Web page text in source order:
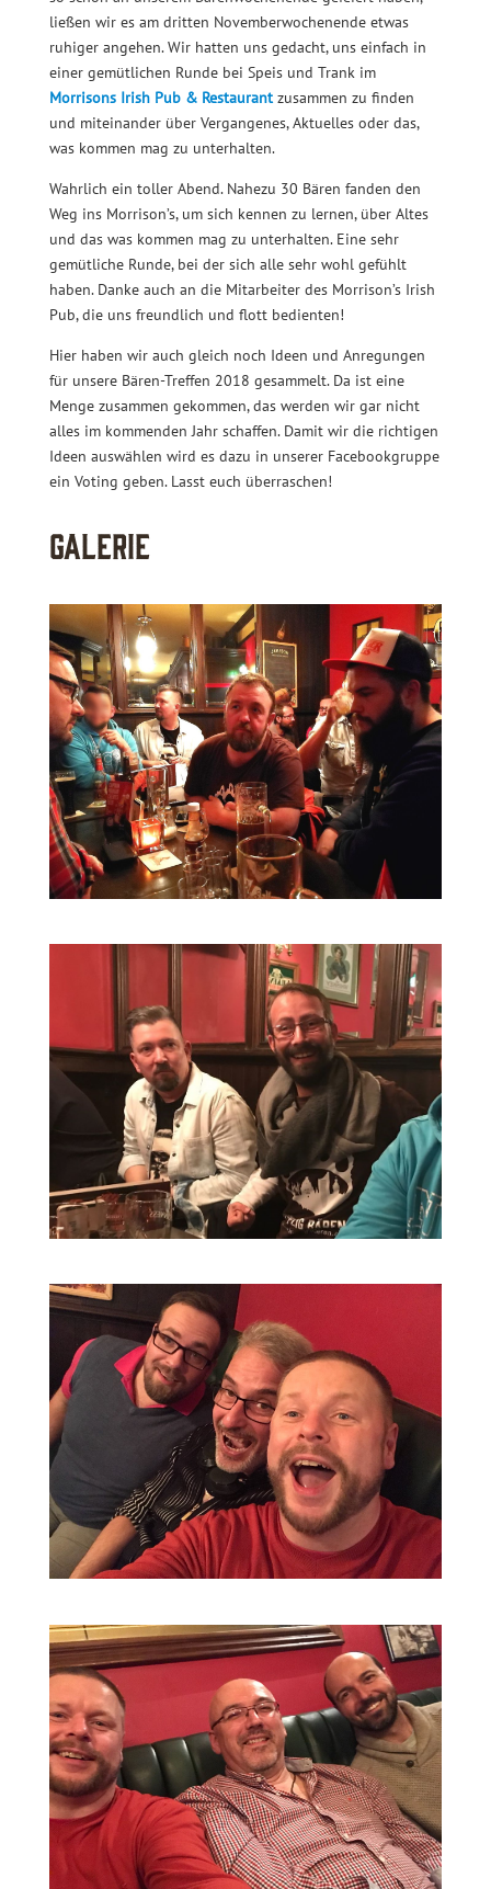
ließen wir es am dritten Novemberwochenende etwas
ruhiger angehen. Wir hatten uns gedacht, uns einfach in
einer gemütlichen Runde bei Speis und Trank im
Morrisons Irish Pub & Restaurantzusammen zu finden
und miteinander über Vergangenes, Aktuelles oder das,
was kommen mag zu unterhalten.
Wahrlich ein toller Abend. Nahezu 30 Bären fanden den
Weg ins Morrison’s, um sich kennen zu lernen, über Altes
und das was kommen mag zu unterhalten. Eine sehr
gemütliche Runde, bei der sich alle sehr wohl gefühlt
haben. Danke auch an die Mitarbeiter des Morrison’s Irish
Pub, die uns freundlich und flott bedienten!
Hier haben wir auch gleich noch Ideen und Anregungen
für unsere Bären-Treffen 2018 gesammelt. Da ist eine
Menge zusammen gekommen, das werden wir gar nicht
alles im kommenden Jahr schaffen. Damit wir die richtigen
Ideen auswählen wird es dazu in unserer Facebookgruppe
ein Voting geben. Lasst euch überraschen!
Galerie